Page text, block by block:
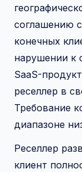
соглашению
конечных
нарушении к
SaaS-
реселлер в
Требование
диапазоне
Реселлер
клиент